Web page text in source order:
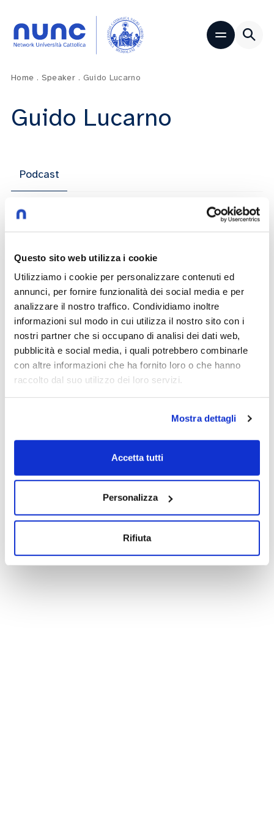
Questo sito web utilizza i cookie
Utilizziamo i cookie per personalizzare contenuti ed
annunci, per fornire funzionalità dei social media e per
analizzare il nostro traffico. Condividiamo inoltre
informazioni sul modo in cui utilizza il nostro sito con i
nostri partner che si occupano di analisi dei dati web,
pubblicità e social media, i quali potrebbero combinarle
con altre informazioni che ha fornito loro o che hanno
raccolto dal suo utilizzo dei loro servizi.
Mostra dettagli
Accetta tutti
Personalizza
Rifiuta
Home . Speaker . Guido Lucarno
Guido Lucarno
Podcast
Italia 2050